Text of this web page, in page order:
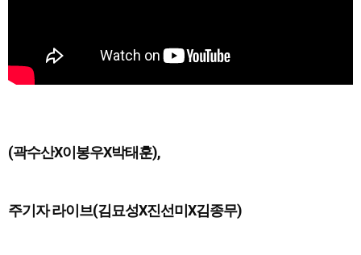
(곽수산X이봉우X박태훈),
주기자 라이브(김묘성X진선미X김종무)